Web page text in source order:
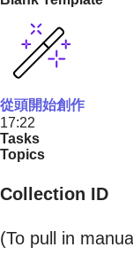
從頭開始創作
17:22
Tasks
Topics
Collection ID
(To pull in